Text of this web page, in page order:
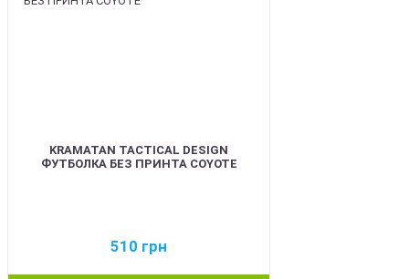
KRAMATAN TACTICAL DESIGN
ФУТБОЛКА БЕЗ ПРИНТА COYOTE
510 грн